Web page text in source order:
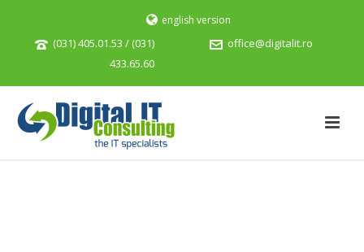
english version
(031) 405.01.53 / (031)
433.65.60
office@digitalit.ro